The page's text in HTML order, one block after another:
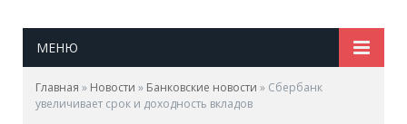
МЕНЮ
Главная » Новости » Банковские новости » Сбербанк
увеличивает срок и доходность вкладов